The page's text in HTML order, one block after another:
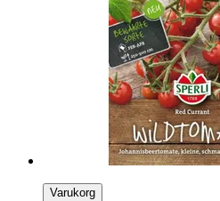
Varukorg